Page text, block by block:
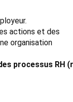
actions et des
organisation
processus